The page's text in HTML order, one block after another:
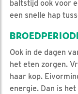
baltstijd ook voor
een snelle hap
Ook in de dagen
het eten zorgen.
haar kop.
energie. Dan is